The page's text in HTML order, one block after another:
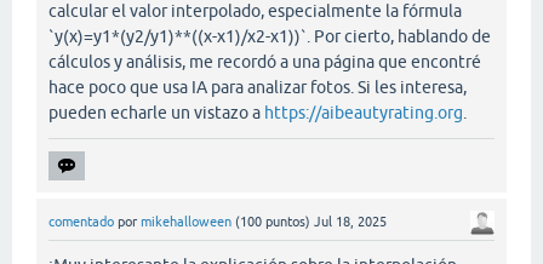
calcular el valor interpolado, especialmente la fórmula
`y(x)=y1*(y2/y1)**((x-x1)/x2-x1))`. Por cierto, hablando de
cálculos y análisis, me recordó a una página que encontré
hace poco que usa IA para analizar fotos. Si les interesa,
pueden echarle un vistazo a https://aibeautyrating.org.
comentado por mikehalloween (100 puntos) Jul 18, 2025